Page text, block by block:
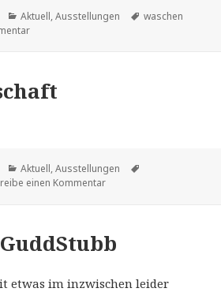
Kategorien
Aktuell,Ausstellungen Schlagwörter
waschen
zu Waschen
Kategorien
Aktuell,Ausstellungen
einen Kommentarzu Landwirtschaft
etwas im inzwischen leider